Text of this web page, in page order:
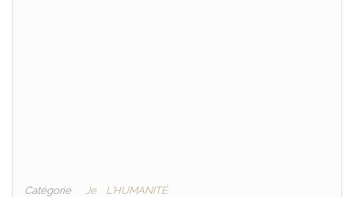
Catégorie Je L'HUMANITÉ